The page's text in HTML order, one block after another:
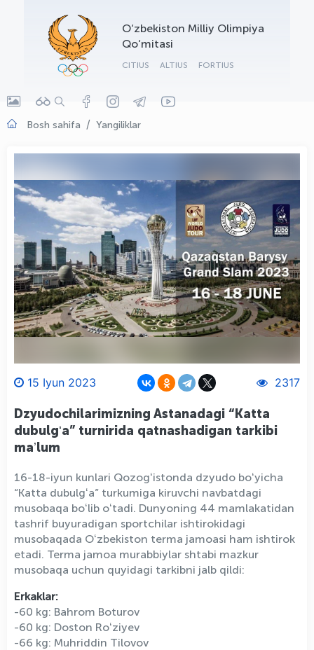
O‘zbekiston Milliy Olimpiya
Qo‘mitasi
CITIUS ALTIUS FORTIUS
Bosh sahifa Yangiliklar
15 Iyun 2023 2317
Dzyudochilarimizning Astanadagi “Katta
dubulgʻa” turnirida qatnashadigan tarkibi
maʼlum
16-18-iyun kunlari Qozogʻistonda dzyudo boʻyicha
“Katta dubulgʻa” turkumiga kiruvchi navbatdagi
musobaqa boʻlib oʻtadi. Dunyoning 44 mamlakatidan
tashrif buyuradigan sportchilar ishtirokidagi
musobaqada Oʻzbekiston terma jamoasi ham ishtirok
etadi. Terma jamoa murabbiylar shtabi mazkur
musobaqa uchun quyidagi tarkibni jalb qildi:
Erkaklar:
-60 kg: Bahrom Boturov
-60 kg: Doston Roʻziyev
-66 kg: Muhriddin Tilovov
OLYMPCHIK AI - yordamchi
Onlayn · olympic.uz